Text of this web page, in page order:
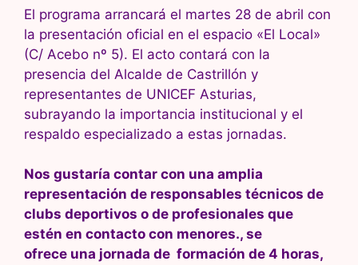
El programa arrancará el martes 28 de abril con
la presentación oficial en el espacio «El Local»
(C/ Acebo nº 5). El acto contará con la
presencia del Alcalde de Castrillón y
representantes de UNICEF Asturias,
subrayando la importancia institucional y el
respaldo especializado a estas jornadas.
Nos gustaría contar con una amplia
representación de responsables técnicos de
clubs deportivos o de profesionales que
estén en contacto con menores., se
ofrece una jornada de formación de 4 horas,